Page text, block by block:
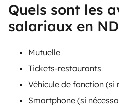
Quels sont les
salariaux en
Mutuelle
Tickets-restaurants
Véhicule de fonction (si
Smartphone (si